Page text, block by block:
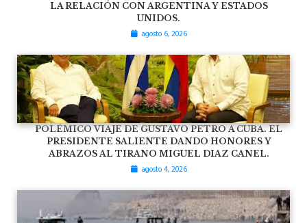
LA RELACIÓN CON ARGENTINA Y ESTADOS
UNIDOS.
agosto 6, 2026
POLÉMICO VIAJE DE GUSTAVO PETRO A CUBA. EL
PRESIDENTE SALIENTE DANDO HONORES Y
ABRAZOS AL TIRANO MIGUEL DIAZ CANEL.
agosto 4, 2026